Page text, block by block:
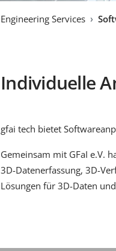
Engineering Services
Individuelle
gfai tech bietet
Gemeinsam mit GFaI e.V.
3D-Datenerfassung, 3D-
Lösungen für 3D-Daten